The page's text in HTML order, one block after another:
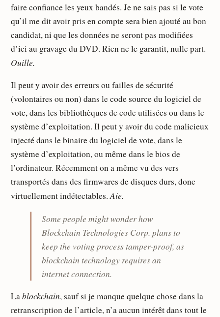
faire confiance les yeux bandés. Je ne sais pas si le vote
qu’il me dit avoir pris en compte sera bien ajouté au bon
candidat, ni que les données ne seront pas modifiées
d’ici au gravage du DVD. Rien ne le garantit, nulle part.
Ouille.
Il peut y avoir des erreurs ou failles de sécurité
(volontaires ou non) dans le code source du logiciel de
vote, dans les bibliothèques de code utilisées ou dans le
système d’exploitation. Il peut y avoir du code malicieux
injecté dans le binaire du logiciel de vote, dans le
système d’exploitation, ou même dans le bios de
l’ordinateur. Récemment on a même vu des vers
transportés dans des firmwares de disques durs, donc
virtuellement indétectables.Aie.
Some people might wonder how
Blockchain Technologies Corp. plans to
keep the voting process tamper-proof, as
blockchain technology requires an
internet connection.
Lablockchain, sauf si je manque quelque chose dans la
retranscription de l’article, n’a aucun intérêt dans tout le